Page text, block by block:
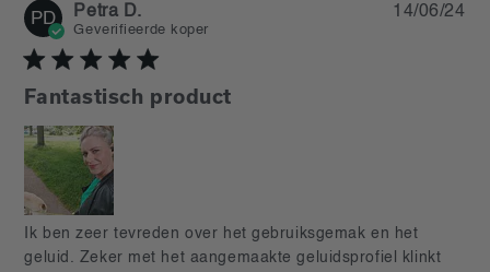
PD Petra D.
Geverifieerde koper
Fantastisch product
Ik ben zeer tevreden over het gebruiksgemak en het
geluid. Zeker met het aangemaakte geluidsprofiel klinkt
read more about review content Ik ben zeer tevreden
over het gebruiksgemak
14/06/24